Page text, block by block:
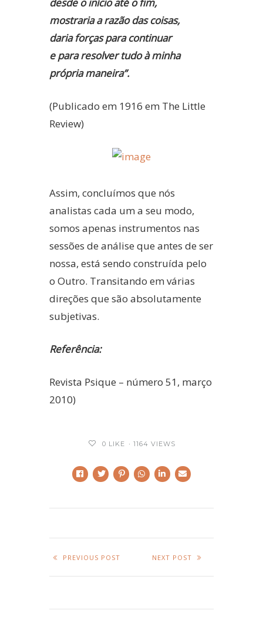
mostraria a razão das coisas,
daria forças para continuar
e para resolver tudo à minha
própria maneira”.
(Publicado em 1916 em The Little
Review)
Assim, concluímos que nós
analistas cada um a seu modo,
somos apenas instrumentos nas
sessões de análise que antes de ser
nossa, está sendo construída pelo
o Outro. Transitando em várias
direções que são absolutamente
subjetivas.
Referência:
Revista Psique – número 51, março
2010)
0 LIKE 1164 VIEWS
PREVIOUS POST NEXT POST